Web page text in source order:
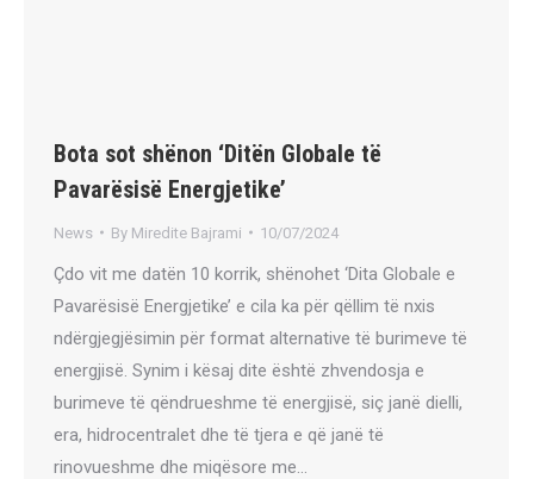
Bota sot shënon ‘Ditën Globale të
Pavarësisë Energjetike’
News By Miredite Bajrami 10/07/2024
Çdo vit me datën 10 korrik, shënohet ‘Dita Globale e
Pavarësisë Energjetike’ e cila ka për qëllim të nxis
ndërgjegjësimin për format alternative të burimeve të
energjisë. Synim i kësaj dite është zhvendosja e
burimeve të qëndrueshme të energjisë, siç janë dielli,
era, hidrocentralet dhe të tjera e që janë të
rinovueshme dhe miqësore me…